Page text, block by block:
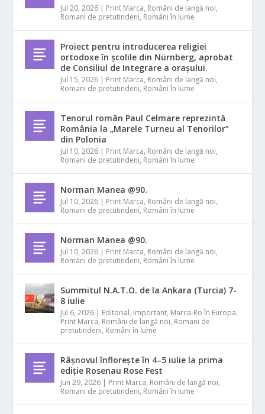
Jul 20, 2026 | Print Marca, Români de langă noi,
Romani de pretutindeni, Români în lume
Proiect pentru introducerea religiei
ortodoxe în școlile din Nürnberg, aprobat
de Consiliul de Integrare a orașului.
Jul 15, 2026 | Print Marca, Români de langă noi,
Romani de pretutindeni, Români în lume
Tenorul român Paul Celmare reprezintă
România la „Marele Turneu al Tenorilor”
din Polonia
Jul 10, 2026 | Print Marca, Români de langă noi,
Romani de pretutindeni, Români în lume
Norman Manea @90.
Jul 10, 2026 | Print Marca, Români de langă noi,
Romani de pretutindeni, Români în lume
Norman Manea @90.
Jul 10, 2026 | Print Marca, Români de langă noi,
Romani de pretutindeni, Români în lume
Summitul N.A.T.O. de la Ankara (Turcia) 7-
8 iulie
Jul 6, 2026 | Editorial, Important, Marca-Ro în Europa,
Print Marca, Români de langă noi, Romani de
pretutindeni, Români în lume
Râșnovul înflorește în 4–5 iulie la prima
ediție Rosenau Rose Fest
Jun 29, 2026 | Print Marca, Români de langă noi,
Romani de pretutindeni, Români în lume